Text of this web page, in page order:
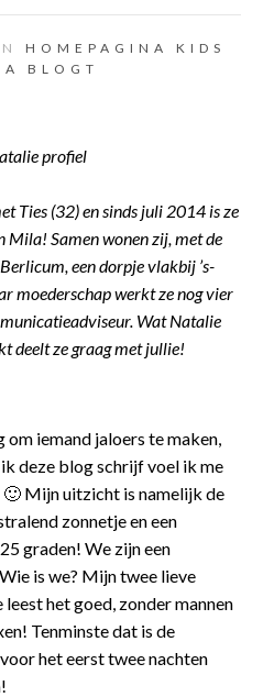
HOMEPAGINA
KIDS
BLOGT
Ties (32) en sinds juli 2014 is ze
Mila! Samen wonen zij, met de
een dorpje vlakbij ’s-
moederschap werkt ze nog vier
Wat Natalie
deelt ze graag met jullie!
iemand jaloers te maken,
deze blog schrijf voel ik me
Mijn uitzicht is namelijk de
zonnetje en een
graden! We zijn een
is we? Mijn twee lieve
het goed, zonder mannen
Tenminste dat is de
het eerst twee nachten